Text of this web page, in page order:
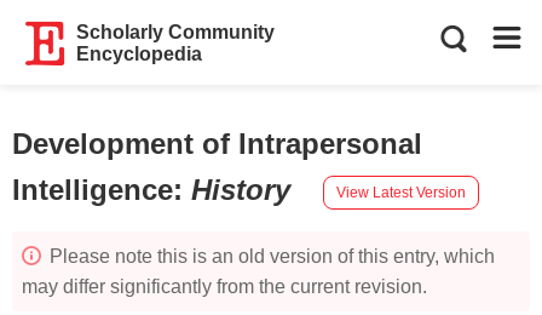
Scholarly Community
Encyclopedia
Development of Intrapersonal
Intelligence: History View Latest Version
Please note this is an old version of this entry, which
may differ significantly from the current revision.